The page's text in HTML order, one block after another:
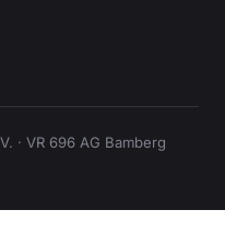
· VR 696 AG Bamberg